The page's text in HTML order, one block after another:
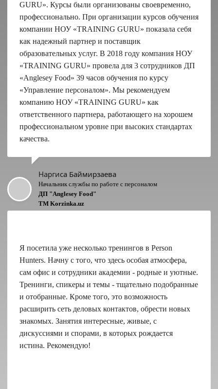
GURU». Курсы были организованы своевременно,
профессионально. При организации курсов обучения
компании НОУ «TRAINING GURU» показала себя
как надежный партнер и поставщик
образовательных услуг. В 2018 году компания НОУ
«TRAINING GURU» провела для 3 сотрудников ДП
«Anglesey Food» 39 часов обучения по курсу
«Управление персоналом». Мы рекомендуем
компанию НОУ «TRAINING GURU» как
ответственного партнера, работающего на хорошем
профессиональном уровне при высоких стандартах
качества.
Наргиса Баймирзаева
Начальник службы по работе с персоналом
ДП "Anglesey Food"
ТМ Korzinka.uz
Я посетила уже несколько тренингов в Person
Hunters. Начну с того, что здесь особая атмосфера,
сам офис и сотрудники академии - родные и уютные.
Тренинги, спикеры и темы - тщательно подобранные
и отобранные. Кроме того, это возможность
расширить сеть деловых контактов, обрести новых
знакомых. Занятия интересные, живые, с
дискуссиями и спорами, в которых рождается
истина. Рекомендую!